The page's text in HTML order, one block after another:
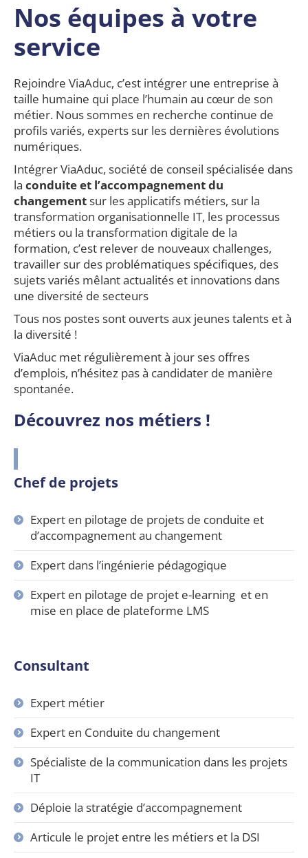
Nos équipes à votre
service
Rejoindre ViaAduc, c’est intégrer une entreprise à
taille humaine qui place l’humain au cœur de son
métier. Nous sommes en recherche continue de
profils variés, experts sur les dernières évolutions
numériques.
Intégrer ViaAduc, société de conseil spécialisée dans
la conduite et l’accompagnement du
changementsur les applicatifs métiers, sur la
transformation organisationnelle IT, les processus
métiers ou la transformation digitale de la
formation, c’est relever de nouveaux challenges,
travailler sur des problématiques spécifiques, des
sujets variés mêlant actualités et innovations dans
une diversité de secteurs
Tous nos postes sont ouverts aux jeunes talents et à
la diversité !
ViaAduc met régulièrement à jour ses offres
d’emplois, n’hésitez pas à candidater de manière
spontanée.
Découvrez nos métiers !
Chef de projets
Expert en pilotage de projets de conduite et
d’accompagnement au changement
Expert dans l’ingénierie pédagogique
Expert en pilotage de projet e-learning et en
mise en place de plateforme LMS
Consultant
Expert métier
Expert en Conduite du changement
Spécialiste de la communication dans les projets
IT
Déploie la stratégie d’accompagnement
Articule le projet entre les métiers et la DSI